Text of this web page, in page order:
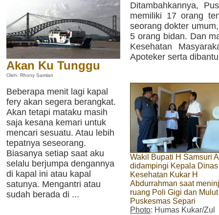
Akan Ku Tunggu
Oleh: Rhony Samlan
Beberapa menit lagi kapal
fery akan segera berangkat.
Akan tetapi mataku masih
saja kesana kemari untuk
mencari sesuatu. Atau lebih
tepatnya seseorang.
Biasanya setiap saat aku
selalu berjumpa dengannya
di kapal ini atau kapal
satunya. Mengantri atau
sudah berada di ...
Ditambahkannya,
memiliki 17 orang
seorang dokter
5 orang bidan. Dan
Kesehatan
Apoteker serta
Wakil Bupati H Samsuri
didampingi Kepala Dinas
Kesehatan Kukar H
Abdurrahman saat
ruang Poli Gigi dan Mulut
Puskesmas Separi
Photo: Humas Kukar/Zul